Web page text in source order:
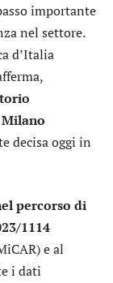
importante
nel settore.
d’Italia
decisa oggi in
percorso di
1114
e al
i dati